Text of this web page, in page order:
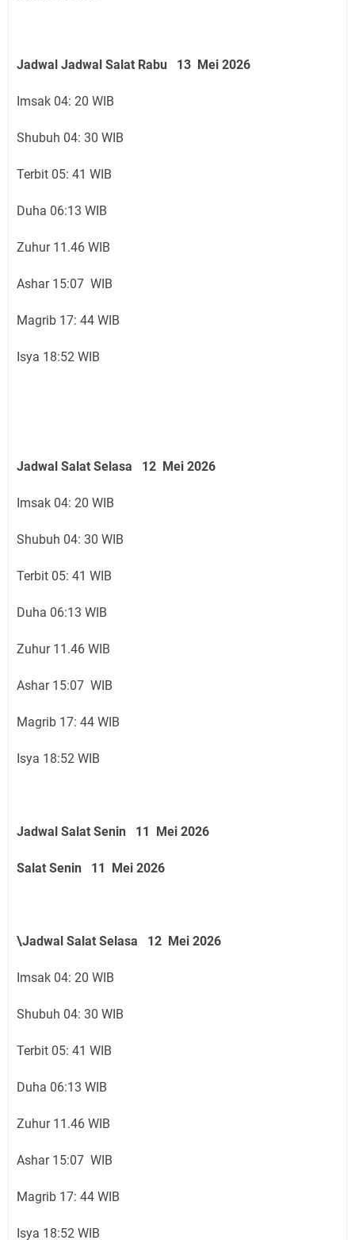
Jadwal Jadwal Salat Rabu 13 Mei 2026
Imsak 04: 20 WIB
Shubuh 04: 30 WIB
Terbit 05: 41 WIB
Duha 06:13 WIB
Zuhur 11.46 WIB
Ashar 15:07 WIB
Magrib 17: 44 WIB
Isya 18:52 WIB
Jadwal Salat Selasa 12 Mei 2026
Imsak 04: 20 WIB
Shubuh 04: 30 WIB
Terbit 05: 41 WIB
Duha 06:13 WIB
Zuhur 11.46 WIB
Ashar 15:07 WIB
Magrib 17: 44 WIB
Isya 18:52 WIB
Jadwal Salat Senin 11 Mei 2026
Salat Senin 11 Mei 2026
\Jadwal Salat Selasa 12 Mei 2026
Imsak 04: 20 WIB
Shubuh 04: 30 WIB
Terbit 05: 41 WIB
Duha 06:13 WIB
Zuhur 11.46 WIB
Ashar 15:07 WIB
Magrib 17: 44 WIB
Isya 18:52 WIB